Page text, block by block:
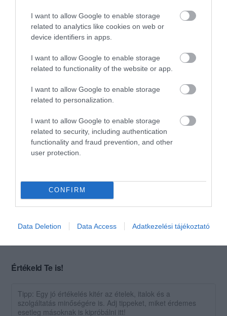
I want to allow Google to enable storage
related to analytics like cookies on web or
device identifiers in apps.
I want to allow Google to enable storage
related to functionality of the website or app.
I want to allow Google to enable storage
related to personalization.
I want to allow Google to enable storage
related to security, including authentication
functionality and fraud prevention, and other
user protection.
CONFIRM
Data Deletion Data Access Adatkezelési tájékoztató
ajánlom, aki kedves
kiszolgálók, és kellemes
környezetben akarja
elfogyasztani ebédjét,
vacsoráját!!!
5 csillagos! A kiszolgálás
udvarias és gyors, az ételek
finomak és gusztusosak. A
ajánlani tudom mindenkinek.
Én legközelebb is idejövök.
Értékeld Te is!